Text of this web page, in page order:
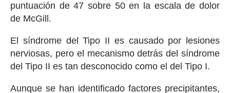
puntuación de 47 sobre 50 en la escala de dolor
de McGill.
El síndrome del Tipo II es causado por lesiones
nerviosas, pero el mecanismo detrás del síndrome
del Tipo II es tan desconocido como el del Tipo I.
Aunque se han identificado factores precipitantes,